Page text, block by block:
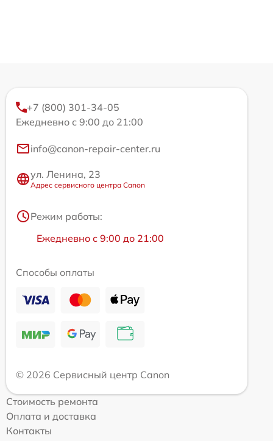
+7 (800) 301-34-05
Ежедневно с 9:00 до 21:00
info@canon-repair-center.ru
ул. Ленина, 23
Адрес сервисного центра Canon
Режим работы:
Ежедневно с 9:00 до 21:00
Способы оплаты
© 2026 Сервисный центр Canon
Стоимость ремонта
Оплата и доставка
Контакты